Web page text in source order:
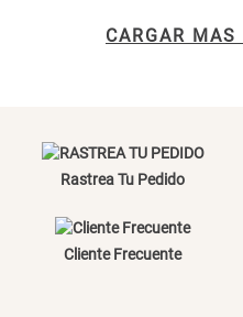
Título
Escribe un
CARGAR MAS
Rastrea Tu Pedido
Cliente Frecuente
S/ 219.00S/ 131.00
Cama Nido Grande para Perros